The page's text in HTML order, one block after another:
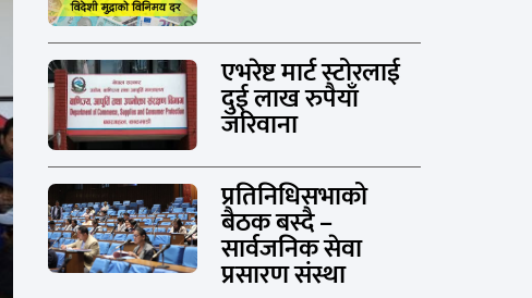
एभरेष्ट मार्ट स्टोरलाई
दुई लाख रुपैयाँ
जरिवाना
प्रतिनिधिसभाको
बैठक बस्दै –
सार्वजनिक सेवा
प्रसारण संस्था